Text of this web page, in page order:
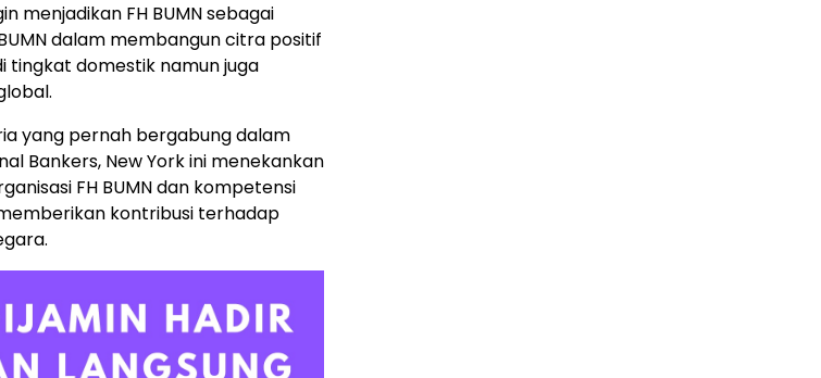
menjadikan FH BUMN sebagai
dalam membangun citra positif
tingkat domestik namun juga
yang pernah bergabung dalam
Bankers, New York ini menekankan
FH BUMN dan kompetensi
kontribusi terhadap